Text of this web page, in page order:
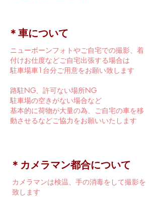
​＊車について
ニューボーンフォトやご自宅での撮影、着
付けお仕度などご自宅出張する場合は
駐車場車1台分ご用意をお願い致します
路駐NG、許可ない場所NG
駐車場の空きがない場合など
基本的に荷物が大量の為、ご自宅の車を移
動させるなどご協力をお願いいたします
​＊カメラマン都合について
カメラマンは検温、手の消毒をして撮影を
致します